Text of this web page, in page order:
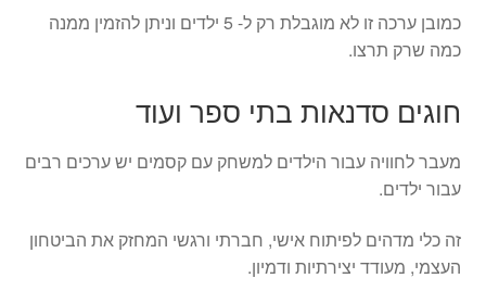
כמובן ערכה זו לא מוגבלת רק ל- 5 ילדים וניתן להזמין ממנה
כמה שרק תרצו.
חוגים סדנאות בתי ספר ועוד
מעבר לחוויה עבור הילדים למשחק עם קסמים יש ערכים רבים
עבור ילדים.
זה כלי מדהים לפיתוח אישי, חברתי ורגשי המחזק את הביטחון
העצמי, מעודד יצירתיות ודמיון.